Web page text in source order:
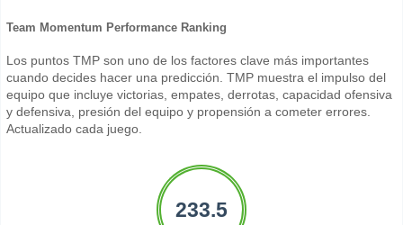
Team Momentum Performance Ranking
Los puntos TMP son uno de los factores clave más importantes
cuando decides hacer una predicción. TMP muestra el impulso del
equipo que incluye victorias, empates, derrotas, capacidad ofensiva
y defensiva, presión del equipo y propensión a cometer errores.
Actualizado cada juego.
233.5